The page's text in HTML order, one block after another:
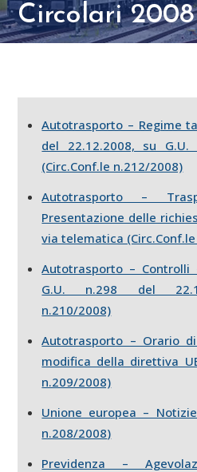
Circolari 2008
Autotrasporto – Regime
del 22.12.2008, su G.U.
(Circ.Conf.le n.212/2008)
Autotrasporto –
Presentazione delle
via telematica
Autotrasporto – Controlli
G.U. n.298 del
n.210/2008)
Autotrasporto – Orario
modifica della direttiva
n.209/2008)
Unione europea –
n.208/2008)
Previdenza –